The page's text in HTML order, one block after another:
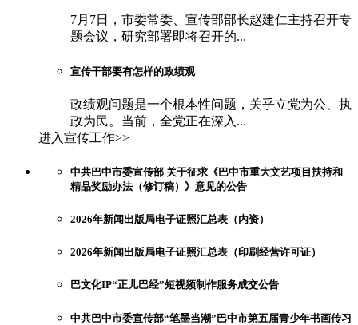
7月7日，市委常委、宣传部部长赵建仁主持召开专
题会议，研究部署即将召开的...
宣传干部要有怎样的政绩观
政绩观问题是一个根本性问题，关乎立党为公、执
政为民。当前，全党正在深入...
进入宣传工作>>
中共巴中市委宣传部 关于征求《巴中市重大文艺项目扶持和
精品奖励办法（修订稿）》意见的公告
2026年新闻出版局电子证照汇总表（内资）
2026年新闻出版局电子证照汇总表（印刷经营许可证）
巴文化IP“正儿巴经”短视频制作服务成交公告
中共巴中市委宣传部“笔墨当潮”巴中市第五届青少年书画传习